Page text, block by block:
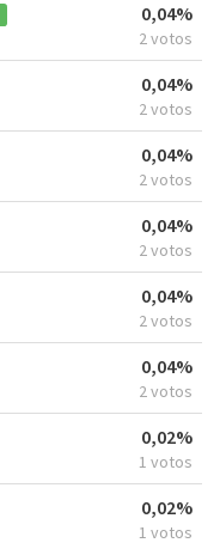
0,04%
2 votos
0,04%
2 votos
0,04%
2 votos
0,04%
2 votos
0,04%
2 votos
0,04%
2 votos
0,02%
1 votos
0,02%
1 votos